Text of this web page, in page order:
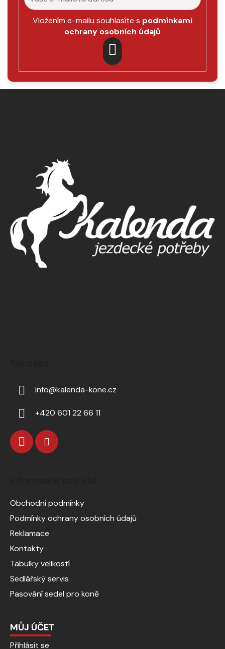
Vložením e-mailu souhlasíte s podmínkami
ochrany osobních údajů
PŘIHLÁSIT
SE
info@kalenda-kone.cz
+420 601 22 66 11
Obchodní podmínky
Podmínky ochrany osobních údajů
Reklamace
Kontakty
Tabulky velikostí
Sedlářský servis
Pasování sedel pro koně
MŮJ ÚČET
Přihlásit se